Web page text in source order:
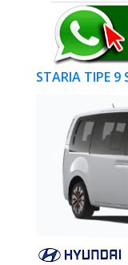
STARIA TIPE 9
Previous